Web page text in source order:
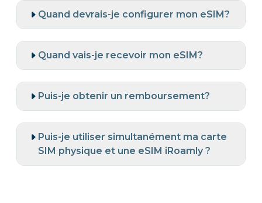
Quand devrais-je configurer mon eSIM?
Quand vais-je recevoir mon eSIM?
Puis-je obtenir un remboursement?
Puis-je utiliser simultanément ma carte
SIM physique et une eSIM iRoamly ?